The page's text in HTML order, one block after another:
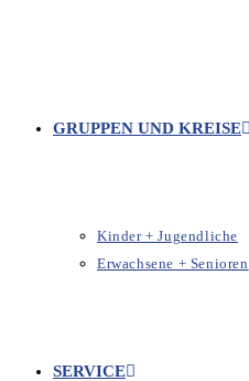
GRUPPEN UND KREISE
Kinder + Jugendliche
Erwachsene + Senioren
SERVICE